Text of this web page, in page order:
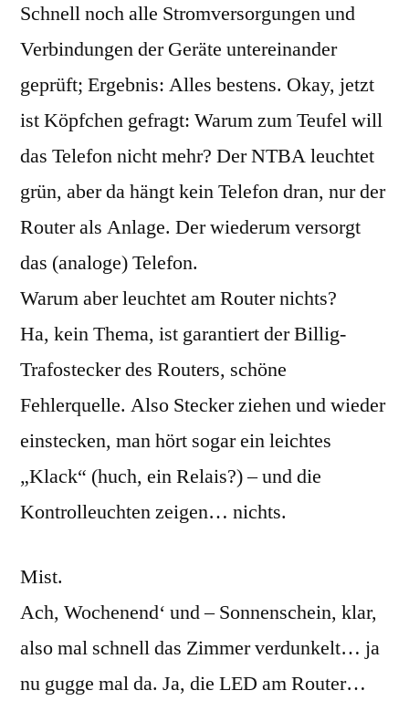
Schnell noch alle Stromversorgungen und
Verbindungen der Geräte untereinander
geprüft; Ergebnis: Alles bestens. Okay, jetzt
ist Köpfchen gefragt: Warum zum Teufel will
das Telefon nicht mehr? Der NTBA leuchtet
grün, aber da hängt kein Telefon dran, nur der
Router als Anlage. Der wiederum versorgt
das (analoge) Telefon.
Warum aber leuchtet am Router nichts?
Ha, kein Thema, ist garantiert der Billig-
Trafostecker des Routers, schöne
Fehlerquelle. Also Stecker ziehen und wieder
einstecken, man hört sogar ein leichtes
„Klack“ (huch, ein Relais?) – und die
Kontrolleuchten zeigen… nichts.
Mist.
Ach, Wochenend‘ und – Sonnenschein, klar,
also mal schnell das Zimmer verdunkelt… ja
nu gugge mal da. Ja, die LED am Router…